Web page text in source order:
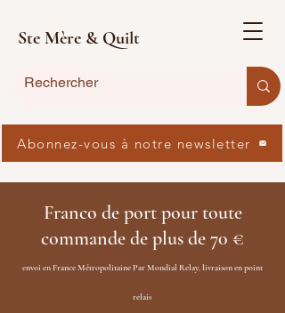
Ste Mère & Quilt
Franco de port pour toute
commande de plus de 70 €
envoi en France Métropolitaine Par Mondial Relay, livraison en point
relais
Abonnez-vous à notre newsletter